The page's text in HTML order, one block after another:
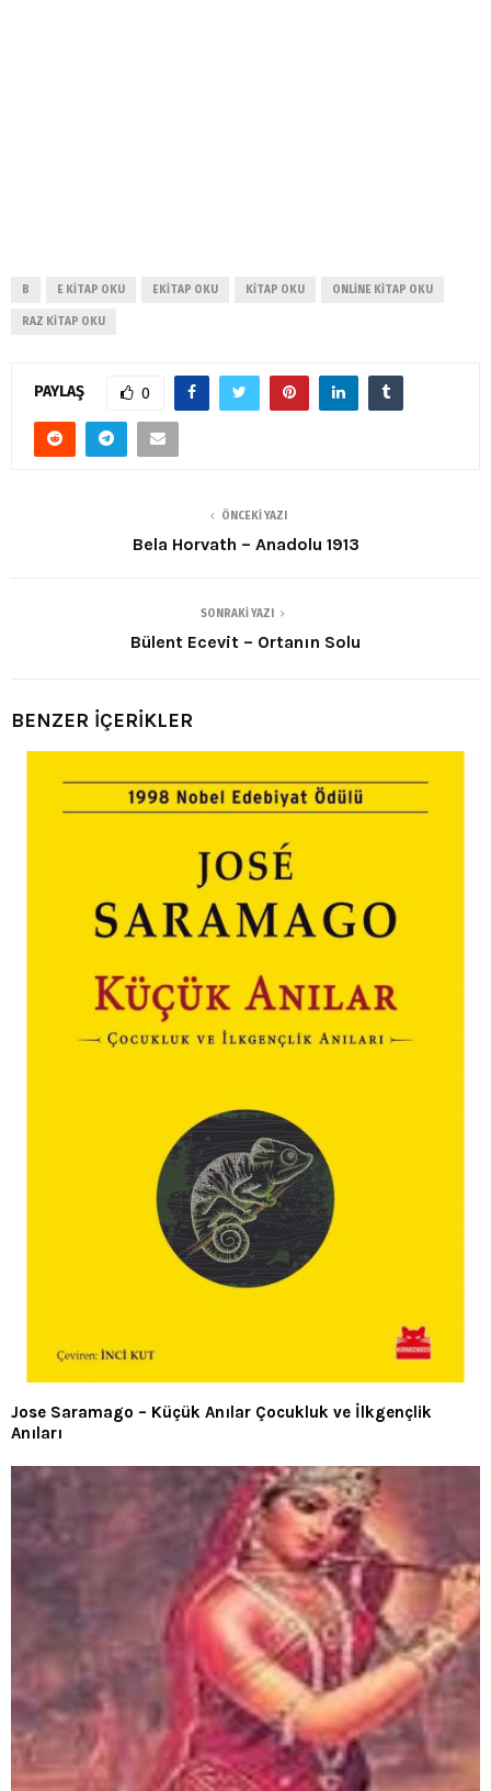
B E KITAP OKU EKITAP OKU KITAP OKU ONLINE KITAP OKU
RAZ KITAP OKU
PAYLAŞ 0
ÖNCEKI YAZI
Bela Horvath – Anadolu 1913
SONRAKI YAZI
Bülent Ecevit – Ortanın Solu
BENZER İÇERİKLER
Jose Saramago – Küçük Anılar Çocukluk ve İlkgençlik
Anıları